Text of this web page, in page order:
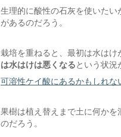
生理的に酸性の石灰を使いたい
があるのだろう。
栽培を重ねると、最初は水はけ
は水はけは悪くなるという状況
可溶性ケイ酸にあるかもしれな
果樹は植え替えまで土に何か
のだろう。